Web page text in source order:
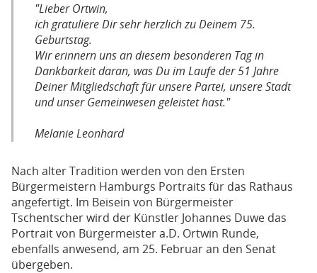
"Lieber Ortwin,
ich gratuliere Dir sehr herzlich zu Deinem 75.
Geburtstag.
Wir erinnern uns an diesem besonderen Tag in
Dankbarkeit daran, was Du im Laufe der 51 Jahre
Deiner Mitgliedschaft für unsere Partei, unsere Stadt
und unser Gemeinwesen geleistet hast."
Melanie Leonhard
Nach alter Tradition werden von den Ersten
Bürgermeistern Hamburgs Portraits für das Rathaus
angefertigt. Im Beisein von Bürgermeister
Tschentscher wird der Künstler Johannes Duwe das
Portrait von Bürgermeister a.D. Ortwin Runde,
ebenfalls anwesend, am 25. Februar an den Senat
übergeben.